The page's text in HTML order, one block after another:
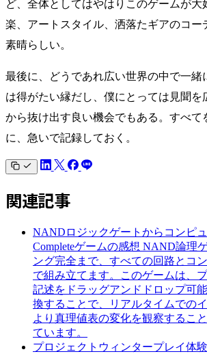
ど、全体としてはやはりこのゲームが大
楽、アートスタイル、洒落たギアのコー
素晴らしい。
最後に、どうであれ広い世界の中で一緒
は得がたい縁だし、僕にとっては見聞を
から抜け出す良い機会でもある。すべて
に、急いで記録しておく。
関連記事
NANDロジックゲートからコンピ
Completeゲームの感想 NAND論理
ング完全まで、すべての回路とコ
で組み立てます。このゲームは、
記述をドラッグアンドドロップ可
換することで、リアルタイムでの
より真理値表の変化を観察するこ
ています。
プロジェクトウィンタープレイ体験